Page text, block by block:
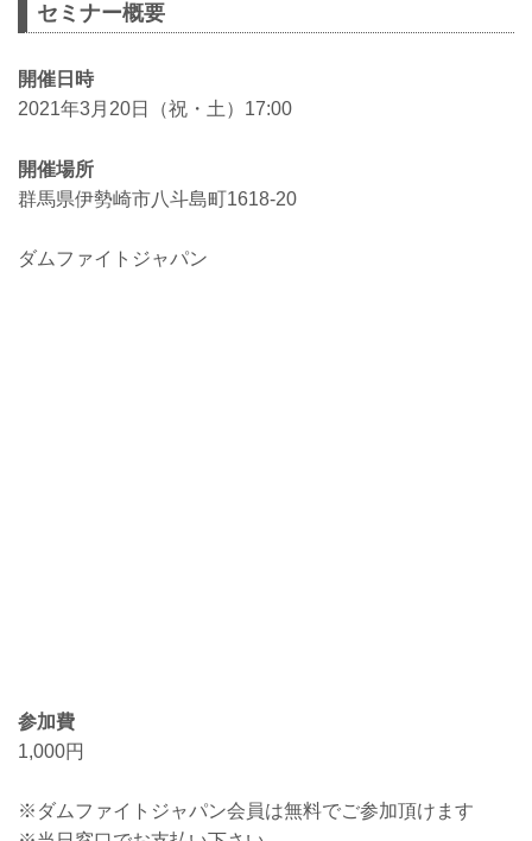
セミナー概要
開催日時
2021年3月20日（祝・土）17:00
開催場所
群馬県伊勢崎市八斗島町1618-20
ダムファイトジャパン
参加費
1,000円
※ダムファイトジャパン会員は無料でご参加頂けます